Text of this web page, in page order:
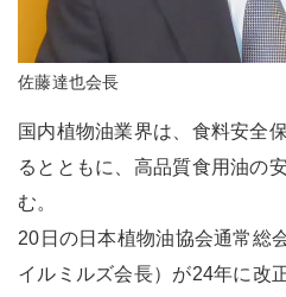
佐藤達也会長
国内植物油業界は、食料安全
るとともに、高品質食用油の
む。
20日の日本植物油協会通常総
イルミルズ会長）が24年に改